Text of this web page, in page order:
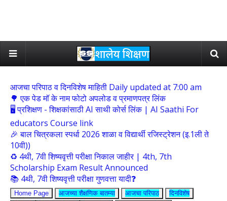
आजचा परिपाठ व दिनविशेष माहिती Daily updated at 7:00 am
🌳 एक पेड मॉ के नाम फोटो अपलोड व प्रमाणपत्र लिंक
🖥 प्रशिक्षण - शिक्षकांसाठी AI साथी कोर्स लिंक | AI Saathi For
educators Course link
🎉 बाल चित्रकला स्पर्धा 2026 शाळा व विद्यार्थी रजिस्ट्रेशन (इ.1ली ते
10वी))
♻️ 4थी, 7वी शिष्यवृत्ती परीक्षा निकाल जाहीर | 4th, 7th
Scholarship Exam Result Announced
📚 4थी, 7वी शिष्यवृत्ती परीक्षा गुणवत्ता यादी❓
Home Page आजच्या शैक्षणिक बातम्या आजचा परिपाठ
दिनविशेष